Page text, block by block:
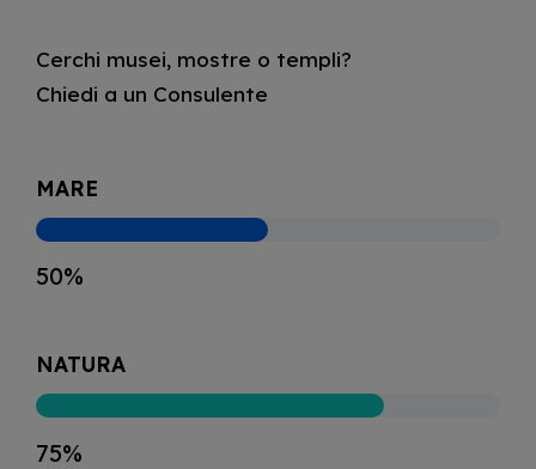
Cerchi musei, mostre o templi?
Chiedi a un Consulente
MARE
50%
NATURA
75%